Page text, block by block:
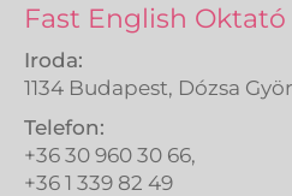
Fast English Oktató
Iroda:
1134 Budapest, Dózsa
Telefon:
+36 30 960 30 66,
+36 1 339 82 49